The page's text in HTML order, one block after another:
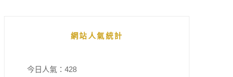
網站人氣統計
今日人氣： 428